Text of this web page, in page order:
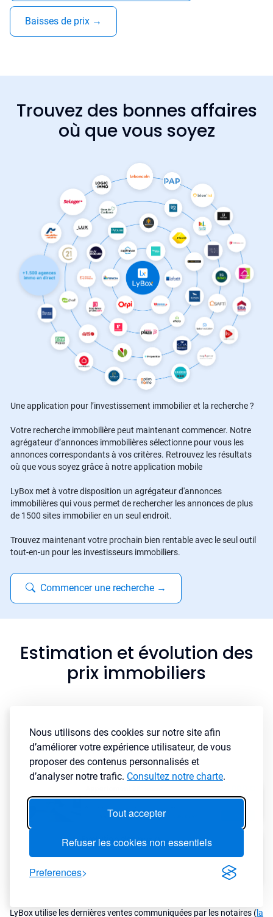
Nous utilisons des cookies sur notre site afin
d’améliorer votre expérience utilisateur, de vous
proposer des contenus personnalisés et
d’analyser notre trafic. Consultez notre charte.
Tout accepter
Refuser les cookies non essentiels
Preferences
Baisses de prix →
Trouvez des bonnes affaires
où que vous soyez
Une application pour l’investissement immobilier et la recherche ?
Votre recherche immobilière peut maintenant commencer. Notre
agrégateur d’annonces immobilières sélectionne pour vous les
annonces correspondants à vos critères. Retrouvez les résultats
où que vous soyez grâce à notre application mobile
LyBox met à votre disposition un agrégateur d'annonces
immobilières qui vous permet de rechercher les annonces de plus
de 1500 sites immobilier en un seul endroit.
Trouvez maintenant votre prochain bien rentable avec le seul outil
tout-en-un pour les investisseurs immobiliers.
Commencer une recherche →
Estimation et évolution des
prix immobiliers
LyBox utilise les dernières ventes communiquées par les notaires (la